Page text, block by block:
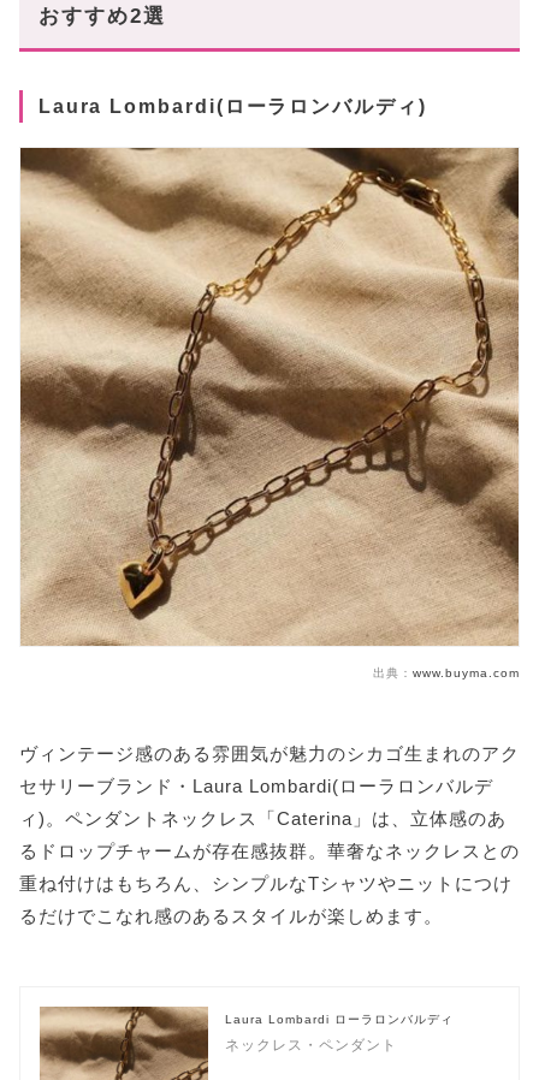
おすすめ2選
Laura Lombardi(ローラロンバルディ)
出典： www.buyma.com
ヴィンテージ感のある雰囲気が魅力のシカゴ生まれのアク
セサリーブランド・Laura Lombardi(ローラロンバルデ
ィ)。ペンダントネックレス「Caterina」は、立体感のあ
るドロップチャームが存在感抜群。華奢なネックレスとの
重ね付けはもちろん、シンプルなTシャツやニットにつけ
るだけでこなれ感のあるスタイルが楽しめます。
Laura Lombardi ローラロンバルディ
ネックレス・ペンダント